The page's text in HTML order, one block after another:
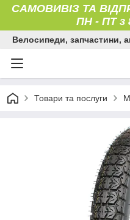
САМОВИВІЗ ТА
ПН - ПТ з
Велосипеди, запчастини,
Товари та послуги